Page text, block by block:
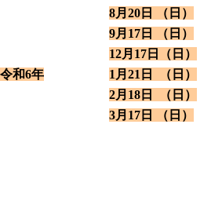
8月20日 （日）
9月17日 （日）
12月17日（日）
令和6年
1月21日 （日）
2月18日 （日）
3月17日 （日）